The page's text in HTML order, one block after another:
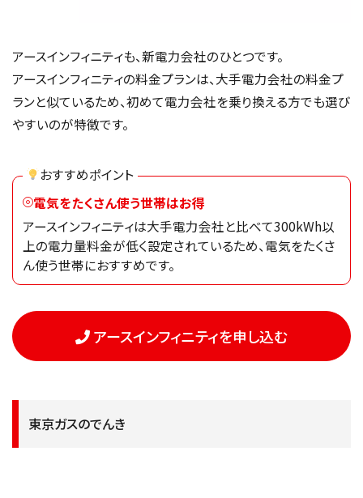
アースインフィニティも、新電力会社のひとつです。
アースインフィニティの料金プランは、大手電力会社の料金プ
ランと似ているため、初めて電力会社を乗り換える方でも選び
やすいのが特徴です。
おすすめポイント
電気をたくさん使う世帯はお得
アースインフィニティは大手電力会社と比べて300kWh以
上の電力量料金が低く設定されているため、電気をたくさ
ん使う世帯におすすめです。
アースインフィニティを申し込む
東京ガスのでんき